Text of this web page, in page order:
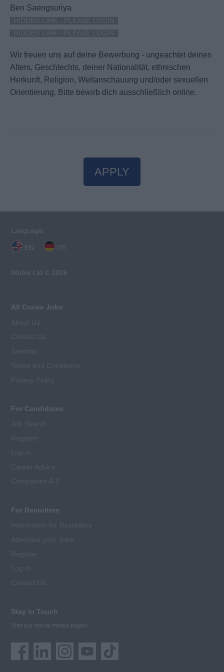
Ben Saengsuriya
Wir freuen uns auf deine Bewerbung - ungeachtet deines
Alters, Geschlechts, deiner Nationalität, ethnischen
Herkunft, Religion, Weltanschauung und/oder sexuellen
Orientierung. Bitte bewirb dich ausschließlich online.
APPLY
Language:
EN
Webix Ltd © 2026
All Cruise Jobs
For Candidates
For Recruiters
Stay in Touch
Visit our social media pages: